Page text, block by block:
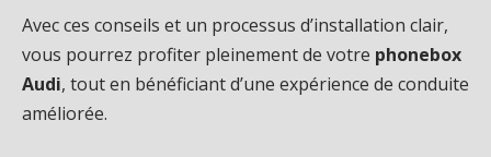
Avec ces conseils et un processus d’installation clair,
vous pourrez profiter pleinement de votre phonebox
Audi, tout en bénéficiant d’une expérience de conduite
améliorée.